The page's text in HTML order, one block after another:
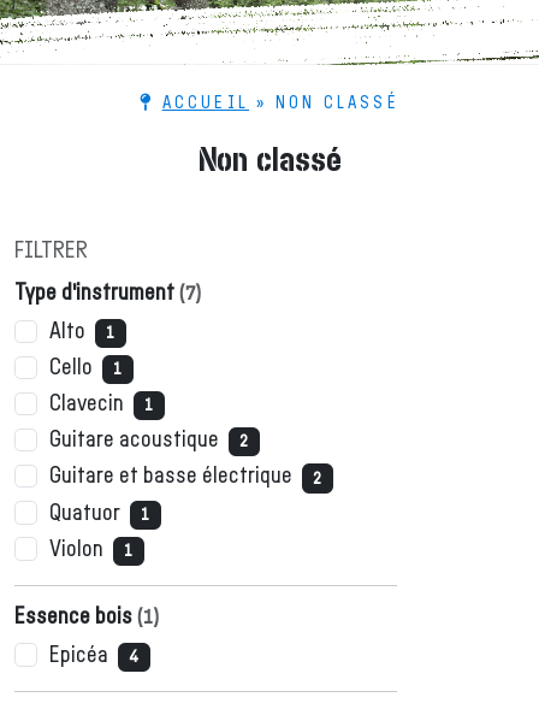
ACCUEIL » NON CLASSÉ
Non classé
FILTRER
Type d'instrument (7)
Alto 1
Cello 1
Clavecin 1
Guitare acoustique 2
Guitare et basse électrique 2
Quatuor 1
Violon 1
Essence bois (1)
Epicéa 4